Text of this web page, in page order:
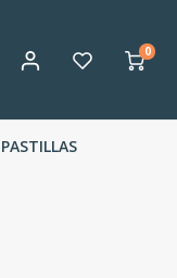
0
PASTILLAS